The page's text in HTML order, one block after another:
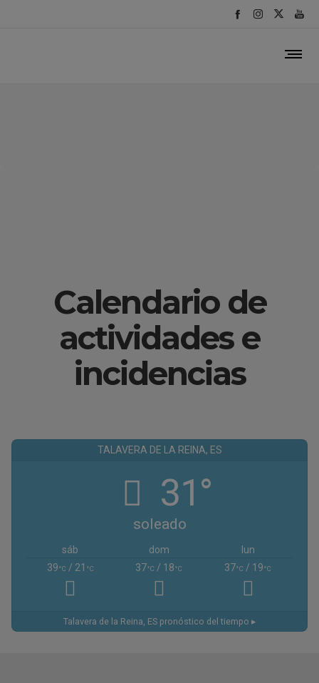
Calendario de
actividades e
incidencias
TALAVERA DE LA REINA, ES
31°
soleado
sáb dom
lun
39°C / 21 °C 37°C / 18°C 37°C / 19°C
Talavera de la Reina, ESpronóstico del tiempo ▸